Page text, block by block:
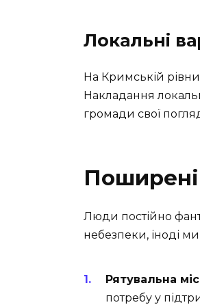
Локальні
На Кримській
Накладання
громади свої
Люди постійно
небезпеки, іноді
Рятувальна
потребу у